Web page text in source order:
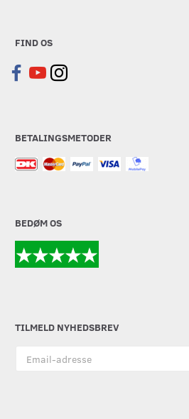
FIND OS
BETALINGSMETODER
BEDØM OS
TILMELD NYHEDSBREV
adresse